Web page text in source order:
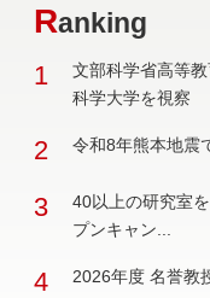
Ranking
1
文部科学省高等
科学大学を視察
2 令和8年熊本地震
3
40以上の研究室
プンキャン...
4 2026年度 名誉教